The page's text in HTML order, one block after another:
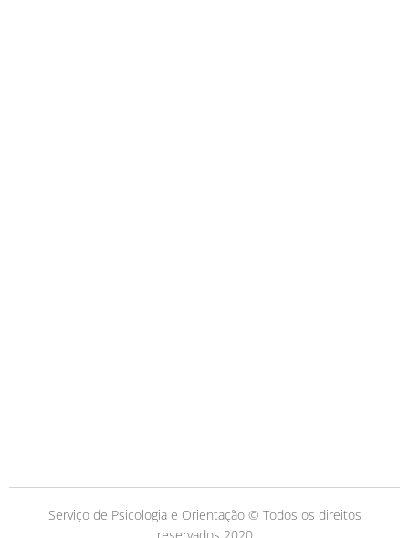
Serviço de Psicologia e Orientação © Todos os direitos